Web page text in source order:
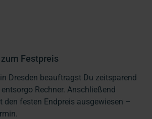
Festpreis
Dresden beauftragst Du zeitsparend
Rechner. Anschließend
den festen Endpreis ausgewiesen –